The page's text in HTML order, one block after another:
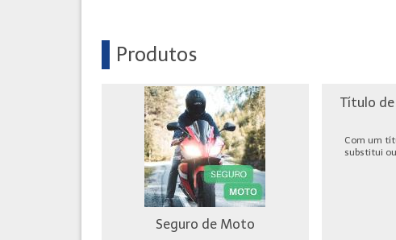
Produtos
Seguro de Moto
Título
Com um
substitui